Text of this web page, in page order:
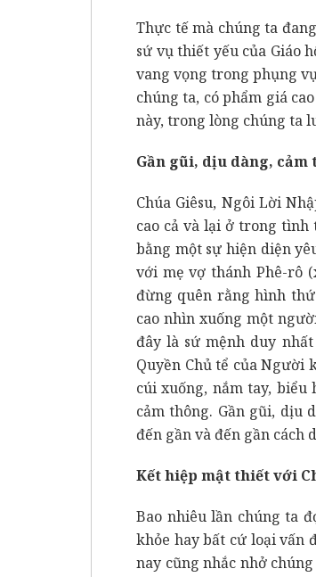
Thực tế mà chúng ta
sứ vụ thiết yếu của Giáo
vang vọng trong phụng
chúng ta, có phẩm giá
này, trong lòng chúng ta
Gần gũi, dịu dàng, cảm
Chúa Giêsu, Ngôi Lời
cao cả và lại ở trong
bằng một sự hiện diện
với mẹ vợ thánh Phê-rô
đừng quên rằng hình
cao nhìn xuống một
đây là sứ mệnh duy nhất
Quyền Chủ tể của Người
cúi xuống, nắm tay,
cảm thông. Gần gũi, dịu
đến gần và đến gần cách
Kết hiệp mật thiết với
Bao nhiêu lần chúng ta
khỏe hay bất cứ loại vấn
nay cũng nhắc nhở